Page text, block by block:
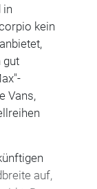
in
kein
gut
Vans,
auf,